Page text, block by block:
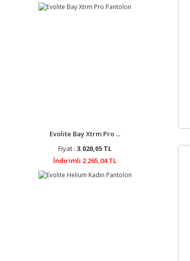
Evolite Bay Xtrm Pro ...
Fiyat : 3.020,05 TL
İndirimli 2.265,04 TL